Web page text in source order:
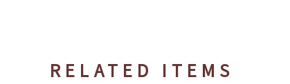
RELATED ITEMS